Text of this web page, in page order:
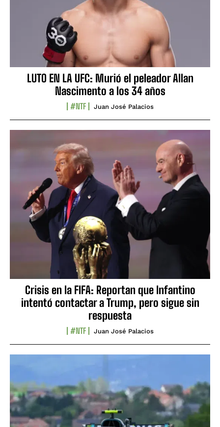
LUTO EN LA UFC: Murió el peleador Allan
Nascimento a los 34 años
#NTF Juan José Palacios
Crisis en la FIFA: Reportan que Infantino
intentó contactar a Trump, pero sigue sin
respuesta
#NTF Juan José Palacios